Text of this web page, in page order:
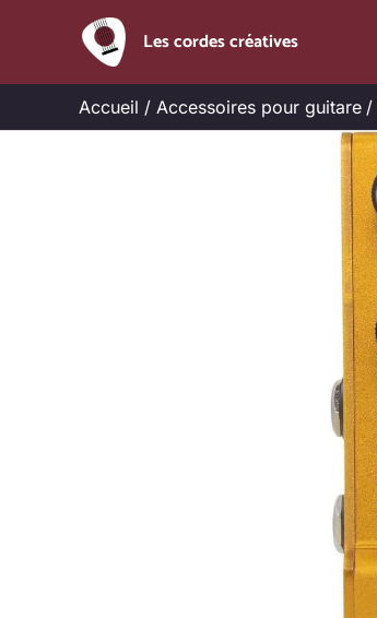
Les cordes créatives
Accueil Accessoires pour guitare